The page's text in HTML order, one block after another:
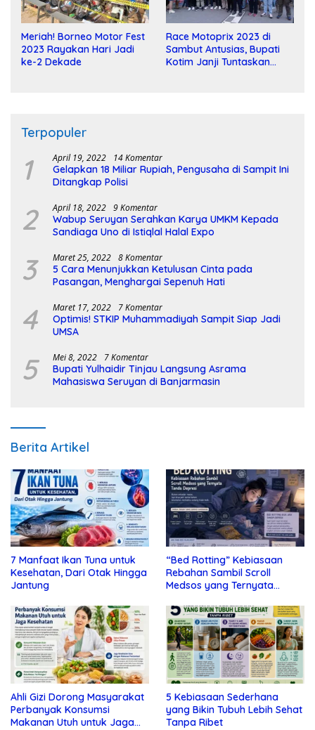
Meriah! Borneo Motor Fest
2023 Rayakan Hari Jadi
ke-2 Dekade
Race Motoprix 2023 di
Sambut Antusias, Bupati
Kotim Janji Tuntaskan
Terpopuler
1 April 19, 2022 14 Komentar
Gelapkan 18 Miliar Rupiah, Pengusaha di Sampit Ini
Ditangkap Polisi
2 April 18, 2022 9 Komentar
Wabup Seruyan Serahkan Karya UMKM Kepada
Sandiaga Uno di Istiqlal Halal Expo
3 Maret 25, 2022 8 Komentar
5 Cara Menunjukkan Ketulusan Cinta pada
Pasangan, Menghargai Sepenuh Hati
4 Maret 17, 2022 7 Komentar
Optimis! STKIP Muhammadiyah Sampit Siap Jadi
UMSA
5 Mei 8, 2022 7 Komentar
Bupati Yulhaidir Tinjau Langsung Asrama
Mahasiswa Seruyan di Banjarmasin
Berita Artikel
7 Manfaat Ikan Tuna untuk
Kesehatan, Dari Otak Hingga
Jantung
“Bed Rotting” Kebiasaan
Rebahan Sambil Scroll
Medsos yang Ternyata
Ahli Gizi Dorong Masyarakat
Perbanyak Konsumsi
Makanan Utuh untuk Jaga
5 Kebiasaan Sederhana
yang Bikin Tubuh Lebih Sehat
Tanpa Ribet